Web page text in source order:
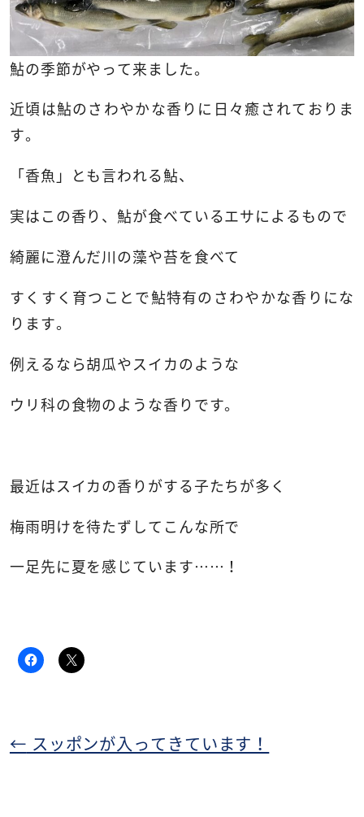
鮎の季節がやって来ました。
近頃は鮎のさわやかな香りに日々癒されておりま
す。
「香魚」とも言われる鮎、
実はこの香り、鮎が食べているエサによるもので
綺麗に澄んだ川の藻や苔を食べて
すくすく育つことで鮎特有のさわやかな香りにな
ります。
例えるなら胡瓜やスイカのような
ウリ科の食物のような香りです。
最近はスイカの香りがする子たちが多く
梅雨明けを待たずしてこんな所で
一足先に夏を感じています……！
← スッポンが入ってきています！